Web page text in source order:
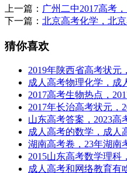
上一篇： 广州二中2017高考
下一篇： 北京高考化学，北
猜你喜欢
2019年陕西省高考状元
成人高考物理化学，成
2017高考生物热点，
2017年长治高考状元，
山东高考答案，2023高
成人高考的数学，成人
湖南高考卷，23年湖南
2015山东高考数学理科
成人高考和网络教育有